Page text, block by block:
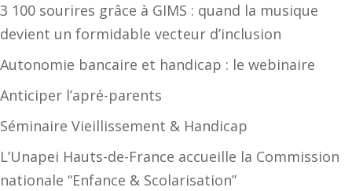
3 100 sourires grâce à GIMS : quand la musique
devient un formidable vecteur d’inclusion
Autonomie bancaire et handicap : le webinaire
Anticiper l’apré-parents
Séminaire Vieillissement & Handicap
L’Unapei Hauts-de-France accueille la Commission
nationale “Enfance & Scolarisation”